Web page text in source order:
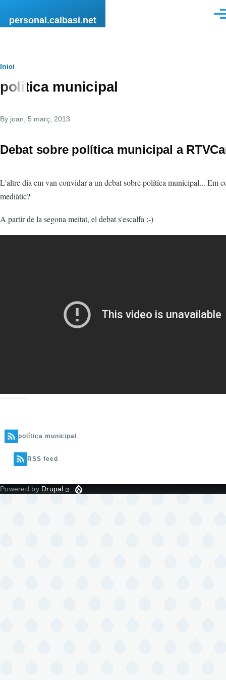
personal.calbasi.net
Fil
d'Ariadna
Inici
política municipal
By joan , 5 març, 2013
Debat sobre política municipal a
L'altre dia em van convidar a un debat sobre política municipal... Em
mediàtic?
A partir de la segona meitat, el debat s'escalfa ;-)
política municipal
RSS feed
Powered by Drupal